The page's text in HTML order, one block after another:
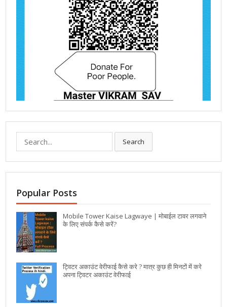
Search
Popular Posts
Mobile Tower Kaise Lagwaye | मोबाईल टावर लगवाने
के लिए संपर्क कैसे करें?
ट्विटर अकाउंट वेरीफाई कैसे करे ? मात्र कुछ ही मिनटों में करे
अपना ट्विटर अकाउंट वेरीफाई